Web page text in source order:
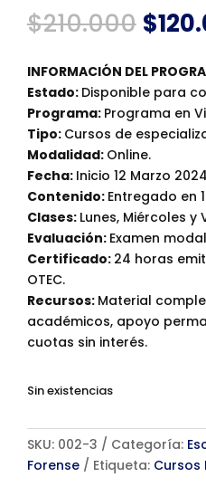
$210.000 El
precio
era:
$
INFORMACIÓN DEL
Estado: Disponible para
Programa: Programa en
Tipo: Cursos de
Modalidad: Online.
Fecha: Inicio 12 Marzo
Contenido: Entregado en
Clases: Lunes, Miércoles y
Evaluación: Examen
Certificado: 24 horas
OTEC.
Recursos: Material
académicos, apoyo
cuotas sin interés.
Sin existencias
SKU: 002-3 Categoría:
Forense
Etiqueta: Cursos